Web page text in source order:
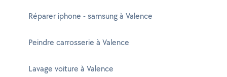
Réparer iphone - samsung à Valence
Peindre carrosserie à Valence
Lavage voiture à Valence